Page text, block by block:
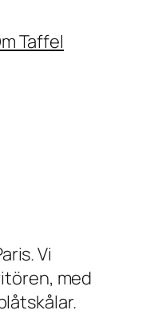
Taffel
Vi
med